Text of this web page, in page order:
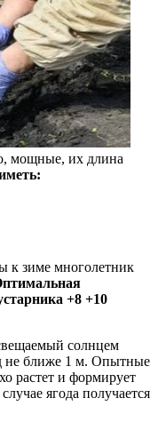
мощные, их длина
к зиме многолетник
+8 +10
солнцем
не ближе 1 м. Опытные
растет и формирует
ягода получается